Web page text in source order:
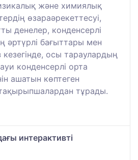
және химиялық
өзараәрекеттесуі,
денелер, конденсерлі
әртүрлі бағыттары мен
осы тараулардың
конденсерлі орта
ашатын көптеген
тұрады.
интерактивті